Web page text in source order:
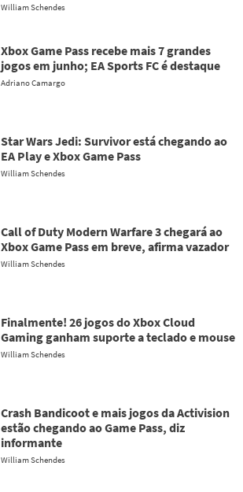
William Schendes
Xbox Game Pass recebe mais 7 grandes
jogos em junho; EA Sports FC é destaque
Adriano Camargo
Star Wars Jedi: Survivor está chegando ao
EA Play e Xbox Game Pass
William Schendes
Call of Duty Modern Warfare 3 chegará ao
Xbox Game Pass em breve, afirma vazador
William Schendes
Finalmente! 26 jogos do Xbox Cloud
Gaming ganham suporte a teclado e mouse
William Schendes
Crash Bandicoot e mais jogos da Activision
estão chegando ao Game Pass, diz
informante
William Schendes